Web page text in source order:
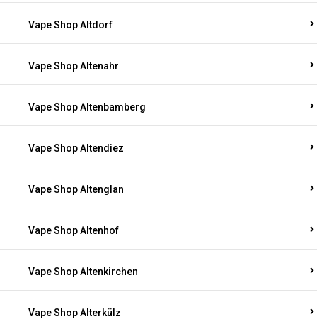
Vape Shop Altdorf
Vape Shop Altenahr
Vape Shop Altenbamberg
Vape Shop Altendiez
Vape Shop Altenglan
Vape Shop Altenhof
Vape Shop Altenkirchen
Vape Shop Alterkülz